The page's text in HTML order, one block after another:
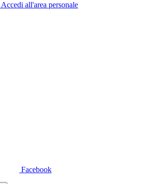
Accedi all'area personale
Facebook